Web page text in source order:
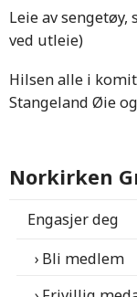
Leie av
ved utleie)
Hilsen alle i
Stangeland Øie
Norkirken
Engasjer deg
Bli medlem